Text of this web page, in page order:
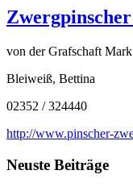
von der Grafschaft Mark
Bleiweiß, Bettina
02352 / 324440
http://www.pinscher-
Neuste Beiträge